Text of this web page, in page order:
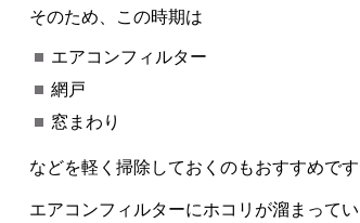
そのため、この時期は
エアコンフィルター
網戸
窓まわり
などを軽く掃除しておくのもおすすめです
エアコンフィルターにホコリが溜まって